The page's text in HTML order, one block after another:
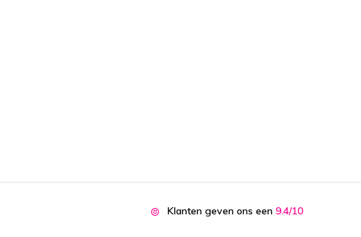
Klanten geven ons een 9.4/10